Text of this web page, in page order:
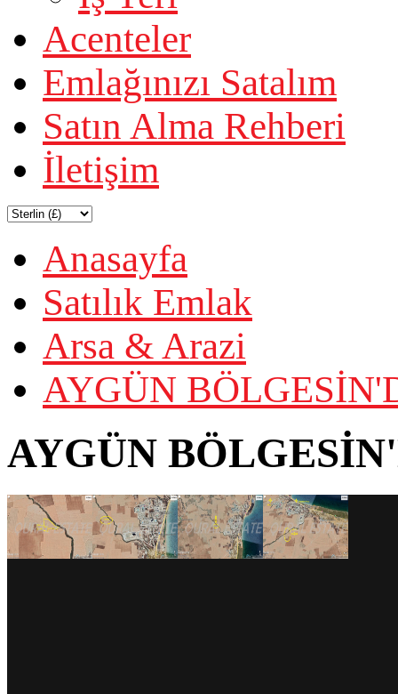
Acenteler
Emlağınızı Satalım
Satın Alma Rehberi
İletişim
Anasayfa
Satılık Emlak
Arsa & Arazi
AYGÜN
AYGÜN